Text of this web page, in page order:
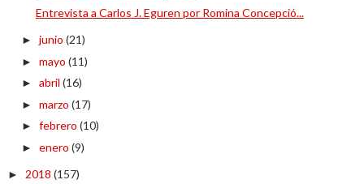
Entrevista a Carlos J. Eguren por Romina Concepció...
► junio (21)
► mayo (11)
► abril (16)
► marzo (17)
► febrero (10)
► enero (9)
► 2018 (157)